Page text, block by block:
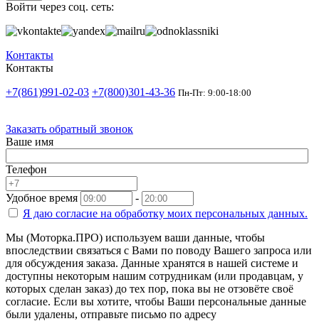
Войти через соц. сеть:
Контакты
Контакты
+7(861)991-02-03 +7(800)301-43-36 Пн-Пт: 9:00-18:00
Заказать обратный звонок
Ваше имя
Телефон
Удобное время
-
Я даю согласие на обработку моих персональных данных.
Мы (Моторка.ПРО) используем ваши данные, чтобы
впоследствии связаться с Вами по поводу Вашего запроса или
для обсуждения заказа. Данные хранятся в нашей системе и
доступны некоторым нашим сотрудникам (или продавцам, у
которых сделан заказ) до тех пор, пока вы не отзовёте своё
согласие. Если вы хотите, чтобы Ваши персональные данные
были удалены, отправьте письмо по адресу